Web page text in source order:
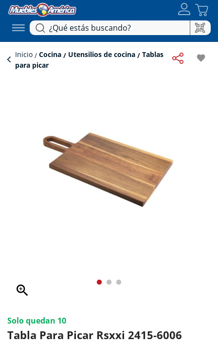
Inicio Cocina Utensilios de cocina Tablas
para picar
favorite
zoom_in
Solo quedan 10
Tabla Para Picar Rsxxi 2415-6006